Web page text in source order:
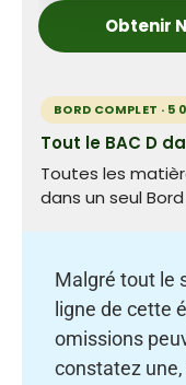
Obtenir
BORD COMPLET · 5
Tout le BAC D
Toutes les
dans un seul
Malgré tout le
ligne de cette
omissions
constatez